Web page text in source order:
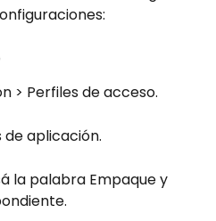
> Perfiles de acceso.
de aplicación.
la palabra Empaque y